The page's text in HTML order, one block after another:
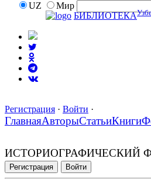
UZ
Мир
БИБЛИОТЕКА
Регистрация · Войти ·
ГлавнаяАвторыСтатьиКниги
ИСТОРИОГРАФИЧЕСКИЙ
Регистрация Войти